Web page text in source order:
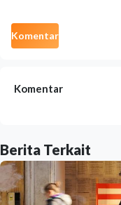
Komentar
Komentar
Berita Terkait